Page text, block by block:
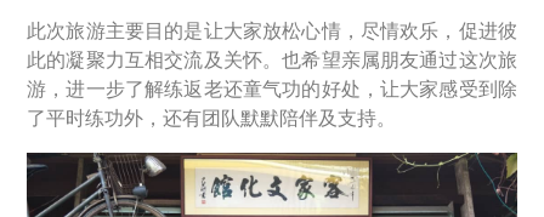
此次旅游主要目的是让大家放松心情，尽情欢乐，促进彼
此的凝聚力互相交流及关怀。也希望亲属朋友通过这次旅
游，进一步了解练返老还童气功的好处，让大家感受到除
了平时练功外，还有团队默默陪伴及支持。